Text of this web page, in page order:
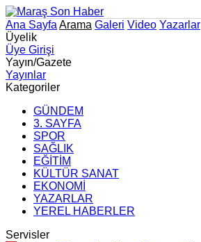
Ana Sayfa Arama Galeri Video Yazarlar
Üyelik
Üye Girişi
Yayın/Gazete
Yayınlar
Kategoriler
GÜNDEM
3. SAYFA
SPOR
SAĞLIK
EĞİTİM
KÜLTÜR SANAT
EKONOMİ
YAZARLAR
YEREL HABERLER
Servisler